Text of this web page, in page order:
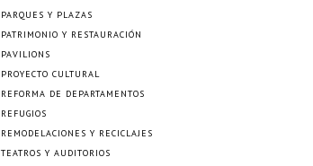
PARQUES Y PLAZAS
PATRIMONIO Y RESTAURACIÓN
PAVILIONS
PROYECTO CULTURAL
REFORMA DE DEPARTAMENTOS
REFUGIOS
REMODELACIONES Y RECICLAJES
TEATROS Y AUDITORIOS